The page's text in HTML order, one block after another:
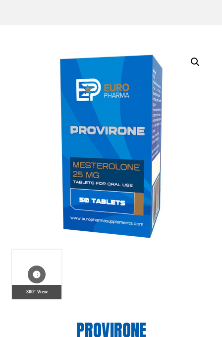
360° View
PROVIRONE